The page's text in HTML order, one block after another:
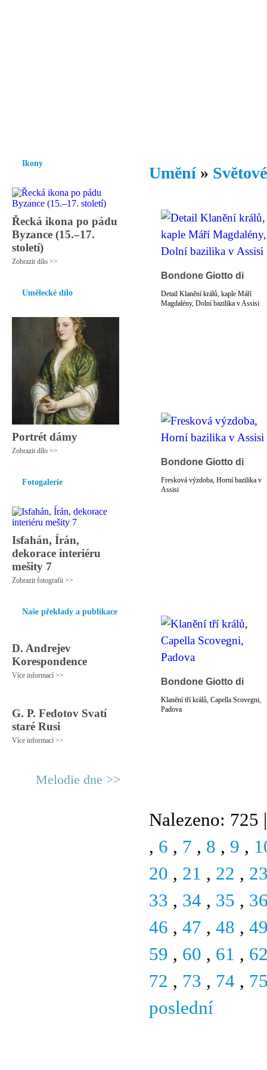
Ikony
Řecká ikona po pádu
Byzance (15.–17.
století)
Zobrazit dílo >>
Umělecké dílo
Portrét dámy
Zobrazit dílo >>
Fotogalerie
Isfahán, Írán,
dekorace interiéru
mešity 7
Zobrazit fotografii >>
Naše překlady a publikace
D. Andrejev
Korespondence
Více informací >>
G. P. Fedotov Svatí
staré Rusi
Více informací >>
Melodie dne >>
Umění »
Bondone Giotto di
Detail Klanění králů, kaple Máří
Magdalény, Dolní bazilika v Assisi
Bondone Giotto di
Fresková výzdoba, Horní bazilika v
Assisi
Bondone Giotto di
Klanění tří králů, Capella Scovegni,
Padova
Nalezeno: 725
, 6 , 7 , 8 , 9 ,
20 , 21 , 22 ,
33 , 34 , 35 ,
46 , 47 , 48 ,
59 , 60 , 61 ,
72 , 73 , 74 ,
poslední